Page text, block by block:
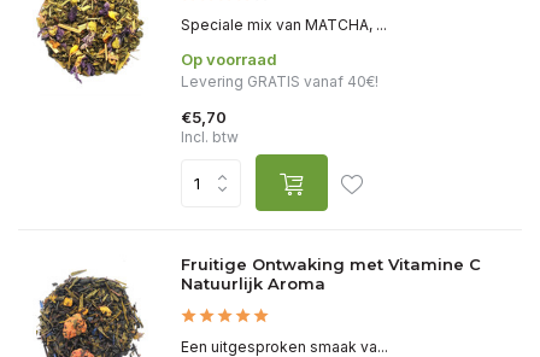
Speciale mix van MATCHA, ...
Op voorraad
Levering GRATIS vanaf 40€!
€5,70
Incl. btw
Fruitige Ontwaking met Vitamine C
Natuurlijk Aroma
Een uitgesproken smaak va...